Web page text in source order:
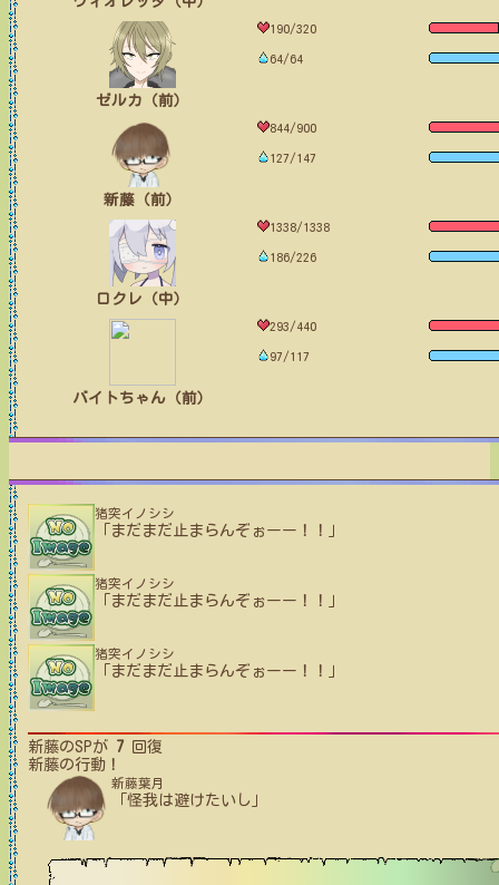
ゼルカ（前）
190/320
64/64
新藤（前）
844/900
127/147
ロクレ（中）
1338/1338
186/226
バイトちゃん（前）
293/440
97/117
猪突イノシシ
「まだまだ止まらんぞぉーー！！」
猪突イノシシ
「まだまだ止まらんぞぉーー！！」
猪突イノシシ
「まだまだ止まらんぞぉーー！！」
新藤のSPが 7 回復
新藤の行動！
新藤葉月
「怪我は避けたいし」